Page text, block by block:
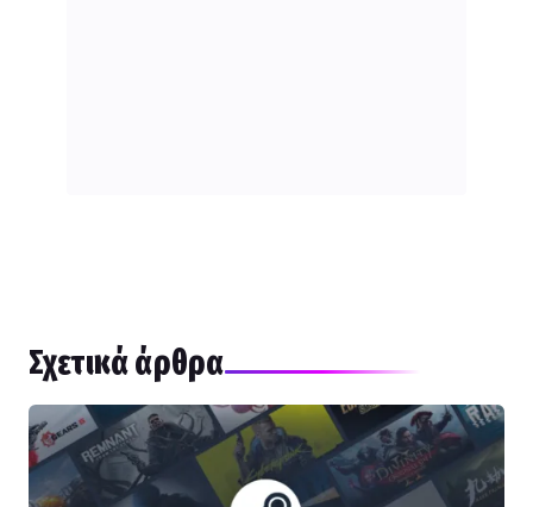
Σχετικά άρθρα